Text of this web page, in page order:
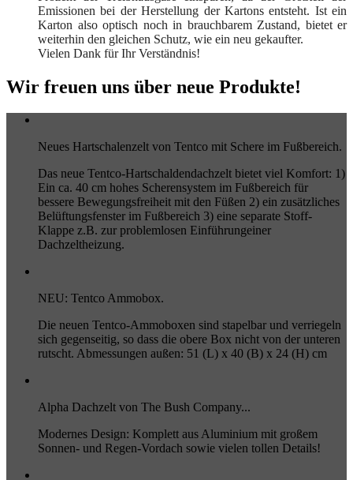
Emissionen bei der Herstellung der Kartons entsteht. Ist ein
Karton also optisch noch in brauchbarem Zustand, bietet er
weiterhin den gleichen Schutz, wie ein neu gekaufter.
Vielen Dank für Ihr Verständnis!
Wir freuen uns über neue Produkte!
Neues Hartschalenzelt von Tentco mit Schere im Fußbereich.
Das neue Tentco-Hartschaldendachzelt bietet viel Komfort: 1)
Ein ca. 40 cm hohes Scherensystem im Fußbereich für
bessere Bewegungsfreiheit mit den Füßen 2) ein zusätzliches
Belüftungsfenster im Fußbereich 3) eine separate Stoff-
Klappe z.B. zur problemlosen Einführungeiner
Dachzeltheizung.
NEU: Tentco Ammobox.
Die neuen Tentco-Ammoboxen sind stapelbar und verriegeln
sich gegenseitig, so dass die obere Box nicht von der unteren
rutscht. Abmessungen außen: 51 (L) x 40 (B) x 24 (H) cm
Alpha Dachzelt von The Bush Company...
Modernes Design: Komplett aus Aluminium mit großem
Sonnen- und Regen-Vordach sowie vielen tollen Details!